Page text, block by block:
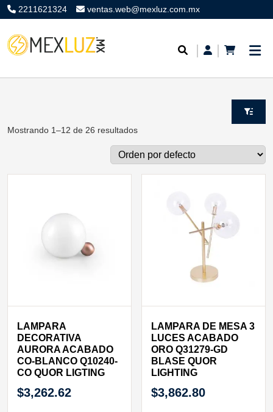
2211621324 ventas.web@mexluz.com.mx
Mostrando 1–12 de 26 resultados
LAMPARA
DECORATIVA
AURORA ACABADO
CO-BLANCO Q10240-
CO QUOR LIGTING
$3,262.62
LAMPARA DE MESA 3
LUCES ACABADO
ORO Q31279-GD
BLASE QUOR
LIGHTING
$3,862.80